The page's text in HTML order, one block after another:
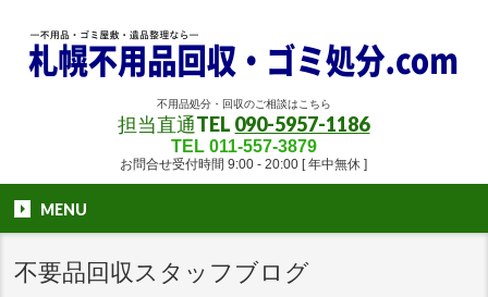
不用品処分・回収のご相談はこちら
担当直通TEL 090-5957-1186
TEL 011-557-3879
お問合せ受付時間 9:00 - 20:00 [ 年中無休 ]
MENU
不要品回収スタッフブログ